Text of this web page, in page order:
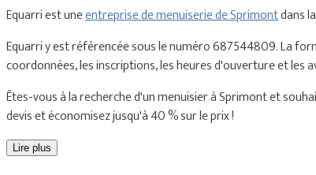
Equarri est uneentreprise de menuiserie de Sprimontdans
Equarri y est référencée sous le numéro 687544809. La
coordonnées, les inscriptions, les heures d'ouverture et les
Êtes-vous à la recherche d'un menuisier à Sprimont et
devis et économisez jusqu'à 40 % sur le prix !
Lire plus